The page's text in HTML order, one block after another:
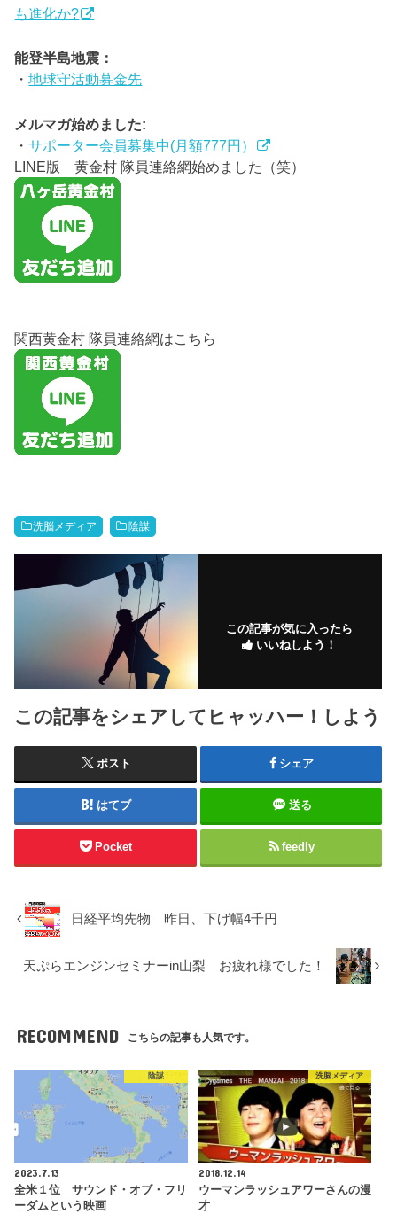
も進化か?
能登半島地震：
・地球守活動募金先
メルマガ始めました:
・サポーター会員募集中(月額777円）
LINE版 黄金村 隊員連絡網始めました（笑）
関西黄金村 隊員連絡網はこちら
洗脳メディア 陰謀
この記事が気に入ったら
いいねしよう！
この記事をシェアしてヒャッハー！しよう
ポスト シェア
はてブ 送る
Pocket feedly
日経平均先物 昨日、下げ幅4千円
天ぷらエンジンセミナーin山梨 お疲れ様でした！
RECOMMEND こちらの記事も人気です。
陰謀
2023.7.13
全米１位 サウンド・オブ・フリ
ーダムという映画
洗脳メディア
2018.12.14
ウーマンラッシュアワーさんの漫
才